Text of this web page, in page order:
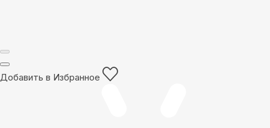
Добавить в Избранное